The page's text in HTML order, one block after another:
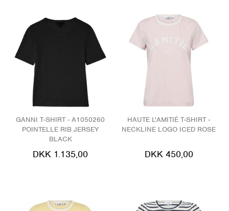
GANNI T-SHIRT - A1050260
POINTELLE RIB JERSEY
BLACK
DKK 1.135,00
HAUTE L'AMITIÉ T-SHIRT -
NECKLINE LOGO ICED ROSE
DKK 450,00